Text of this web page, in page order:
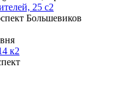
25 с2
Большевиков
к2